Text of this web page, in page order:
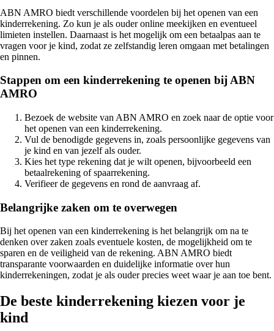
ABN AMRO biedt verschillende voordelen bij het openen van een
kinderrekening. Zo kun je als ouder online meekijken en eventueel
limieten instellen. Daarnaast is het mogelijk om een betaalpas aan te
vragen voor je kind, zodat ze zelfstandig leren omgaan met betalingen
en pinnen.
Stappen om een kinderrekening te openen bij ABN
AMRO
Bezoek de website van ABN AMRO en zoek naar de optie voor
het openen van een kinderrekening.
Vul de benodigde gegevens in, zoals persoonlijke gegevens van
je kind en van jezelf als ouder.
Kies het type rekening dat je wilt openen, bijvoorbeeld een
betaalrekening of spaarrekening.
Verifieer de gegevens en rond de aanvraag af.
Belangrijke zaken om te overwegen
Bij het openen van een kinderrekening is het belangrijk om na te
denken over zaken zoals eventuele kosten, de mogelijkheid om te
sparen en de veiligheid van de rekening. ABN AMRO biedt
transparante voorwaarden en duidelijke informatie over hun
kinderrekeningen, zodat je als ouder precies weet waar je aan toe bent.
De beste kinderrekening kiezen voor je
kind